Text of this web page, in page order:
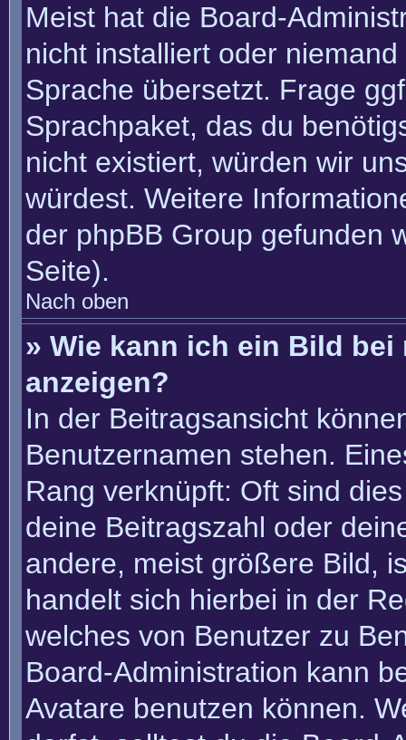
Meist hat die Board-
nicht installiert oder
Sprache übersetzt. Frage
Sprachpaket, das du
nicht existiert, würden wir
würdest. Weitere
der phpBB Group gefunden
Seite).
Nach oben
» Wie kann ich ein Bild bei
anzeigen?
In der Beitragsansicht
Benutzernamen stehen.
Rang verknüpft: Oft sind
deine Beitragszahl oder
andere, meist größere Bild,
handelt sich hierbei in der
welches von Benutzer zu
Board-Administration kann
Avatare benutzen können.